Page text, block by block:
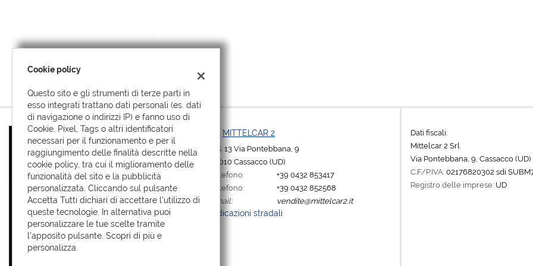
MITTELCAR 2
S.S. 13 Via Pontebbana, 9
33010 Cassacco (UD)
Telefono:
+39 0432 853417
Telefono:
+39 0432 852568
Email:
vendite@mittelcar2.it
Indicazioni stradali
Dati fiscali:
Mittelcar 2 Srl
Via Pontebbana, 9, Cassacco (UD)
C.F/P.IVA:02176820302 sdi
Registro delle imprese: UD
Cookie policy
Questo sito e gli strumenti di terze parti in
esso integrati trattano dati personali (es. dati
di navigazione o indirizzi IP) e fanno uso di
Cookie, Pixel, Tags o altri identificatori
necessari per il funzionamento e per il
raggiungimento delle finalità descritte nella
cookie policy, tra cui il miglioramento delle
funzionalità del sito e la pubblicità
personalizzata. Cliccando sul pulsante
Accetta Tutti dichiari di accettare l'utilizzo di
queste tecnologie. In alternativa puoi
personalizzare le tue scelte tramite
l'apposito pulsante. Scopri di più e
personalizza.
Cookie delle preferenze
Cookie per il miglioramento dell'esperienza utente
Cookie analitici
Cookie di marketing
Leggi
la